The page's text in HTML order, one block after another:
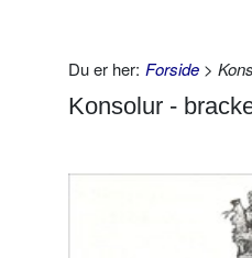
Du er her: Forside >
Konsolur -